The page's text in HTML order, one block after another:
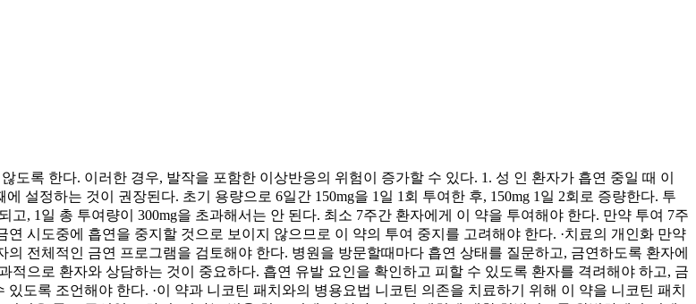
록 한다. 이러한 경우, 발작을 포함한 이상반응의 위험이 증가할 수 있다. 1. 성 인 환자가 흡연 중일 때 이
설정하는 것이 권장된다. 초기 용량으로 6일간 150mg을 1일 1회 투여한 후, 150mg 1일 2회로 증량한다. 투
, 1일 총 투여량이 300mg을 초과해서는 안 된다. 최소 7주간 환자에게 이 약을 투여해야 한다. 만약 투여 7주
시도중에 흡연을 중지할 것으로 보이지 않으므로 이 약의 투여 중지를 고려해야 한다. ·치료의 개인화 만약
전체적인 금연 프로그램을 검토해야 한다. 병원을 방문할때마다 흡연 상태를 질문하고, 금연하도록 환자에
으로 환자와 상담하는 것이 중요하다. 흡연 유발 요인을 확인하고 피할 수 있도록 환자를 격려해야 하고, 금
도록 조언해야 한다. ·이 약과 니코틴 패치와의 병용요법 니코틴 의존을 치료하기 위해 이 약을 니코틴 패치